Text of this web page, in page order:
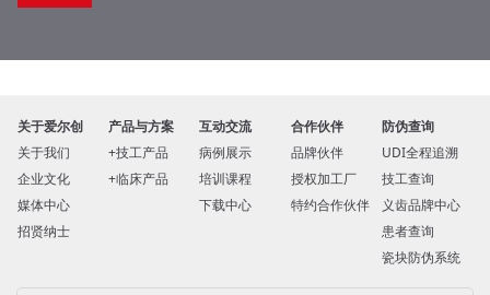
关于爱尔创
关于我们
企业文化
媒体中心
招贤纳士
产品与方案
技工产品
临床产品
互动交流
病例展示
培训课程
下载中心
合作伙伴
品牌伙伴
授权加工厂
特约合作伙伴
防伪查询
UDI全程追溯
技工查询
义齿品牌中心
患者查询
瓷块防伪系统